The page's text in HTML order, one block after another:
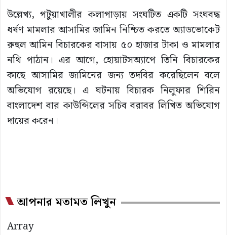
উল্লেখ্য, পটুয়াখালীর কলাপাড়ায় সংঘটিত একটি সংঘবদ্ধ
ধর্ষণ মামলার আসামির জামিন নিশ্চিত করতে অ্যাডভোকেট
রুহুল আমিন বিচারকের বাসায় ৫০ হাজার টাকা ও মামলার
নথি পাঠান। এর আগে, হোয়াটসঅ্যাপে তিনি বিচারকের
কাছে আসামির জামিনের জন্য তদবির করেছিলেন বলে
অভিযোগ রয়েছে। এ ঘটনায় বিচারক নিলুফার শিরিন
বাংলাদেশ বার কাউন্সিলের সচিব বরাবর লিখিত অভিযোগ
দায়ের করেন।
আপনার মতামত লিখুন
Array